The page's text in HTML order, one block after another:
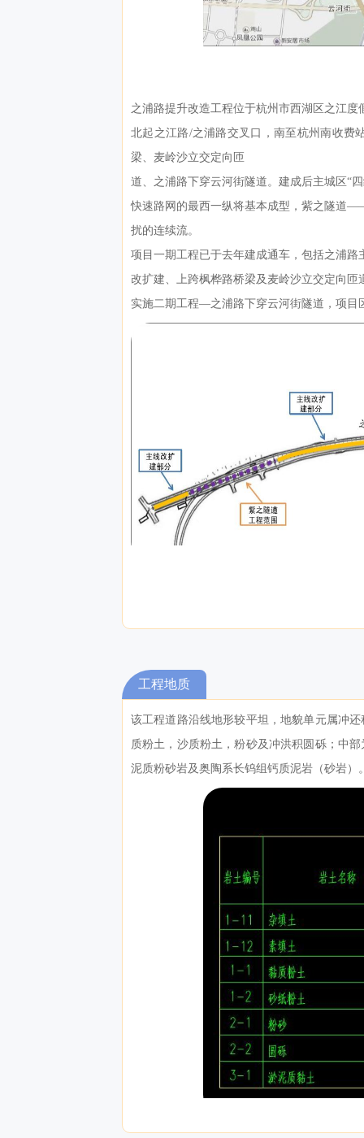
之浦路提升改造工程位于杭州市西湖区之江度
北起之江路/之浦路交叉口，南至杭州南收费
梁、麦岭沙立交定向匝
道、之浦路下穿云河街隧道。建成后主城区“
快速路网的最西一纵将基本成型，紫之隧道
扰的连续流。
项目一期工程已于去年建成通车，包括之浦路
改扩建、上跨枫桦路桥梁及麦岭沙立交定向匝
实施二期工程—之浦路下穿云河街隧道，项目
工程地质
该工程道路沿线地形较平坦，地貌单元属冲
质粉土，沙质粉土，粉砂及冲洪积圆砾；中
泥质粉砂岩及奥陶系长钨组钙质泥岩（砂岩